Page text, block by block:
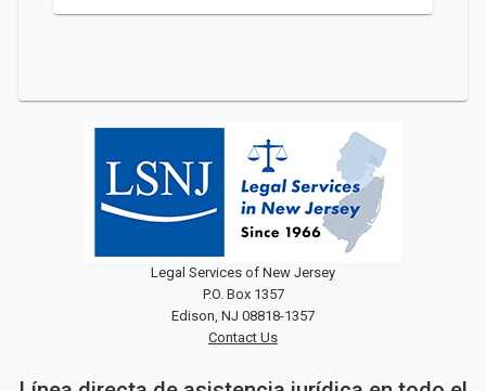
Legal Services of New Jersey
P.O. Box 1357
Edison, NJ 08818-1357
Contact Us